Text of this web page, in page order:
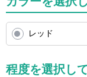
レッド
程度を選択し